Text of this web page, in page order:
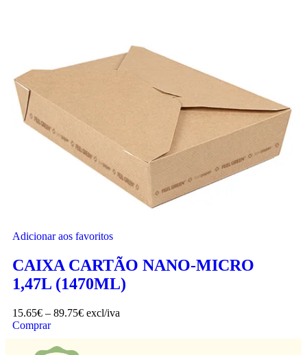
Adicionar aos favoritos
CAIXA CARTÃO NANO-MICRO
1,47L (1470ML)
15.65€ – 89.75€ excl/iva
Comprar